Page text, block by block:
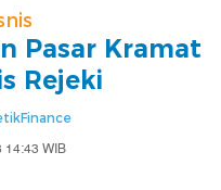
Pasar Kramat
Rejeki
14:43 WIB